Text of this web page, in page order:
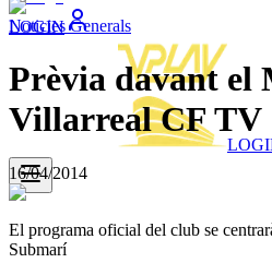
LOGIN
Noticies Generals
Prèvia davant el
Villarreal CF TV
16/04/2014
El programa oficial del club se
Submarí